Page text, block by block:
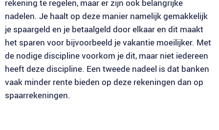
rekening te regelen, maar er zijn ook belangrijke
nadelen. Je haalt op deze manier namelijk gemakkelijk
je spaargeld en je betaalgeld door elkaar en dit maakt
het sparen voor bijvoorbeeld je vakantie moeilijker. Met
de nodige discipline voorkom je dit, maar niet iedereen
heeft deze discipline. Een tweede nadeel is dat banken
vaak minder rente bieden op deze rekeningen dan op
spaarrekeningen.